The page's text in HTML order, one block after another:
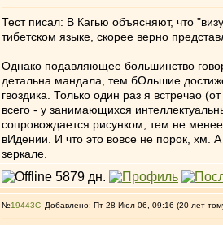
Тест писал: В Кагью объясняют, что
тибетском языке, скорее верно
Однако подавляющее большинство
детальна мандала, тем бОльшие
гвоздика. Только один раз я встречао
всего - у занимающихся
сопровождается рисунком, тем не
вИдении. И что это вовсе не порок, хм. А
зеркале.
№19443 Добавлено: Пт 28 Июл 06, 09:16 (20 лет